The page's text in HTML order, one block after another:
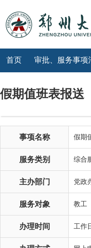
首页 审批、服务事项
假期值班表报送
事项名称 假期
服务类别 综合
主办部门 党政
服务对象 教工
办理时间 工作